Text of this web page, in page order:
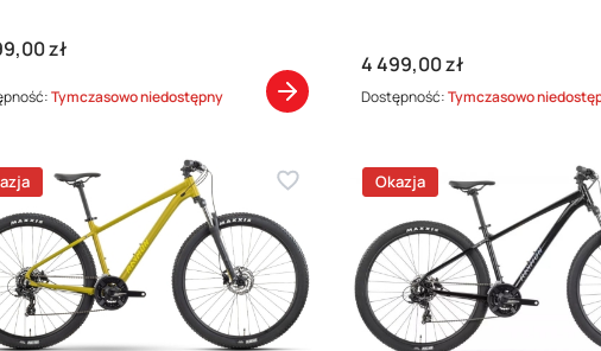
zł
Tymczasowo niedostępny
Cena
4 499,00 zł
Dostępność:Tymczasowo
Okazja